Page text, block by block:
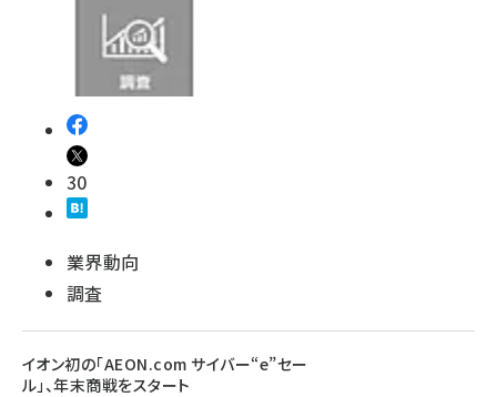
30
業界動向
調査
イオン初の「AEON.com サイバー“e”セー
ル」、年末商戦をスタート